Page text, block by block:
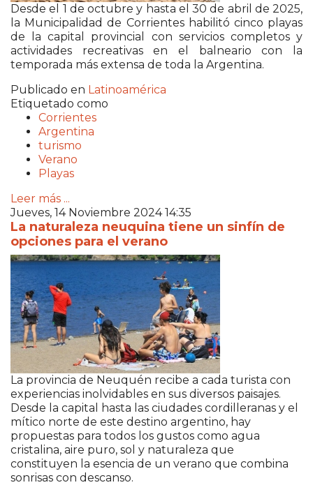
Desde el 1 de octubre y hasta el 30 de abril de 2025,
la Municipalidad de Corrientes habilitó cinco playas
de la capital provincial con servicios completos y
actividades recreativas en el balneario con la
temporada más extensa de toda la Argentina.
Publicado en Latinoamérica
Etiquetado como
Corrientes
Argentina
turismo
Verano
Playas
Leer más ...
Jueves, 14 Noviembre 2024 14:35
La naturaleza neuquina tiene un sinfín de
opciones para el verano
La provincia de Neuquén recibe a cada turista con
experiencias inolvidables en sus diversos paisajes.
Desde la capital hasta las ciudades cordilleranas y el
mítico norte de este destino argentino, hay
propuestas para todos los gustos como agua
cristalina, aire puro, sol y naturaleza que
constituyen la esencia de un verano que combina
sonrisas con descanso.